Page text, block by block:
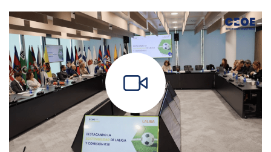
https://www.youtube.com/watch?v=6FBQlqNQs2M